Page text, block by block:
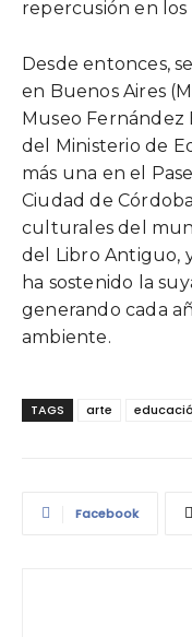
repercusión en los
Desde entonces,
en Buenos Aires
Museo Fernández
del Ministerio de
más una en el
Ciudad de
culturales del
del Libro Antiguo,
ha sostenido la
generando cada
ambiente.
TAGS arte
Facebook